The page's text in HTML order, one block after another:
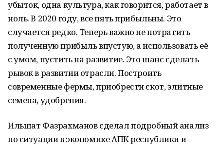
убыток, одна культура, как говорится, работает в
ноль. В 2020 году, все пять прибыльны. Это
случается редко. Теперь важно не потратить
полученную прибыль впустую, а использовать её
с умом, пустить на развитие. Это шанс сделать
рывок в развитии отрасли. Построить
современные фермы, приобрести скот, элитные
семена, удобрения.
Ильшат Фазрахманов сделал подробный анализ
по ситуации в экономике АПК республики и